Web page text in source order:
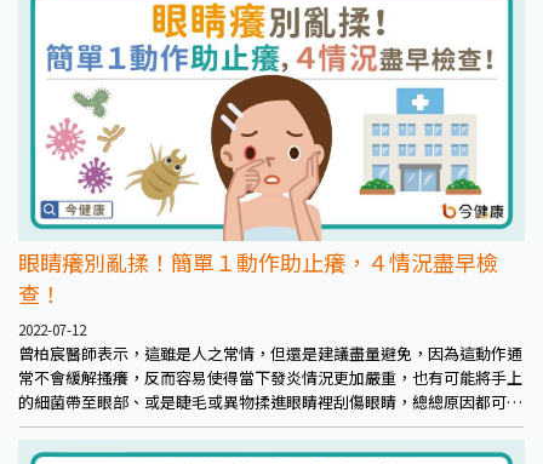
眼睛癢別亂揉！簡單１動作助止癢，４情況盡早檢
查！
2022-07-12
曾柏宸醫師表示，這雖是人之常情，但還是建議盡量避免，因為這動作通
常不會緩解搔癢，反而容易使得當下發炎情況更加嚴重，也有可能將手上
的細菌帶至眼部、或是睫毛或異物揉進眼睛裡刮傷眼睛，總總原因都可能
使得情況加劇，若患者的角膜是較脆弱的「圓錐角膜」，戳揉也容易使得
惡化、變形，而這情況常見當事人並不知情，在戳揉後才發現。